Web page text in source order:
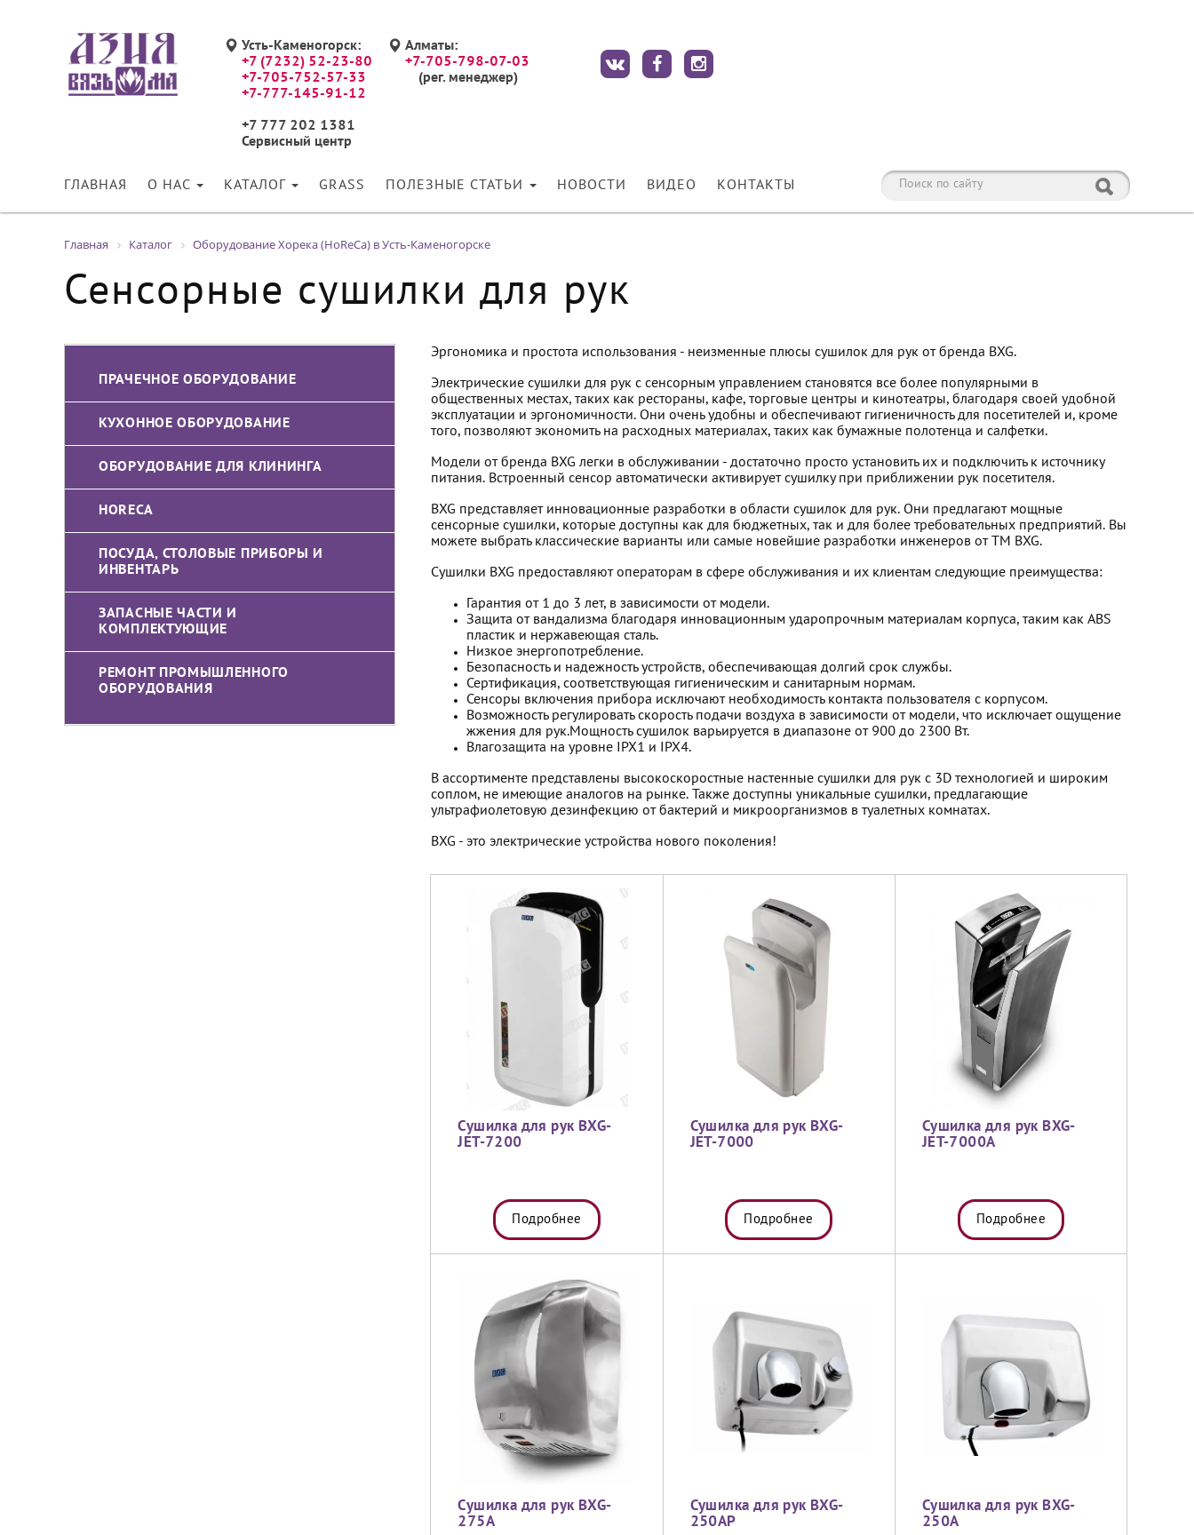
Усть-Каменогорск:
+7 (7232) 52-23-80
+7-705-752-57-33
+7-777-145-91-12
+7 777 202 1381
Сервисный центр
Алматы:
+7-705-798-07-03
(рег. менеджер)
ГЛАВНАЯ О НАС КАТАЛОГ GRASS ПОЛЕЗНЫЕ СТАТЬИ НОВОСТИ ВИДЕО КОНТАКТЫ
Главная Каталог Оборудование Хорека (HoReCa) в Усть-Каменогорске
Сенсорные сушилки для рук
ПРАЧЕЧНОЕ ОБОРУДОВАНИЕ
КУХОННОЕ ОБОРУДОВАНИЕ
ОБОРУДОВАНИЕ ДЛЯ КЛИНИНГА
HORECA
ПОСУДА, СТОЛОВЫЕ ПРИБОРЫ И
ИНВЕНТАРЬ
ЗАПАСНЫЕ ЧАСТИ И
КОМПЛЕКТУЮЩИЕ
РЕМОНТ ПРОМЫШЛЕННОГО
ОБОРУДОВАНИЯ
Эргономика и простота использования - неизменные плюсы сушилок для рук от бренда BXG.
Электрические сушилки для рук с сенсорным управлением становятся все более популярными в
общественных местах, таких как рестораны, кафе, торговые центры и кинотеатры, благодаря своей удобной
эксплуатации и эргономичности. Они очень удобны и обеспечивают гигиеничность для посетителей и, кроме
того, позволяют экономить на расходных материалах, таких как бумажные полотенца и салфетки.
Модели от бренда BXG легки в обслуживании - достаточно просто установить их и подключить к источнику
питания. Встроенный сенсор автоматически активирует сушилку при приближении рук посетителя.
BXG представляет инновационные разработки в области сушилок для рук. Они предлагают мощные
сенсорные сушилки, которые доступны как для бюджетных, так и для более требовательных предприятий. Вы
можете выбрать классические варианты или самые новейшие разработки инженеров от TM BXG.
Сушилки BXG предоставляют операторам в сфере обслуживания и их клиентам следующие преимущества:
Гарантия от 1 до 3 лет, в зависимости от модели.
Защита от вандализма благодаря инновационным ударопрочным материалам корпуса, таким как ABS
пластик и нержавеющая сталь.
Низкое энергопотребление.
Безопасность и надежность устройств, обеспечивающая долгий срок службы.
Сертификация, соответствующая гигиеническим и санитарным нормам.
Сенсоры включения прибора исключают необходимость контакта пользователя с корпусом.
Возможность регулировать скорость подачи воздуха в зависимости от модели, что исключает ощущение
жжения для рук.Мощность сушилок варьируется в диапазоне от 900 до 2300 Вт.
Влагозащита на уровне IPX1 и IPX4.
В ассортименте представлены высокоскоростные настенные сушилки для рук с 3D технологией и широким
соплом, не имеющие аналогов на рынке. Также доступны уникальные сушилки, предлагающие
ультрафиолетовую дезинфекцию от бактерий и микроорганизмов в туалетных комнатах.
BXG - это электрические устройства нового поколения!
Сушилка для рук BXG-
JET-7200
Подробнее
Сушилка для рук BXG-
JET-7000
Подробнее
Сушилка для рук BXG-
JET-7000A
Подробнее
Сушилка для рук BXG-
275A
Сушилка для рук BXG-
250AP
Сушилка для рук BXG-
250A